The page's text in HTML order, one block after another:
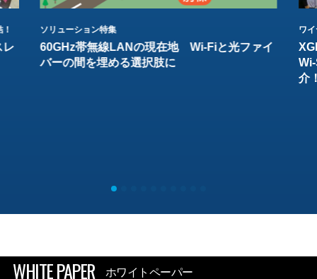
レ
ソリューション特集
60GHz帯無線LANの現在地 Wi-Fiと光ファイ
バーの間を埋める選択肢に
ワ
介
WHITE PAPER ホワイトペーパー